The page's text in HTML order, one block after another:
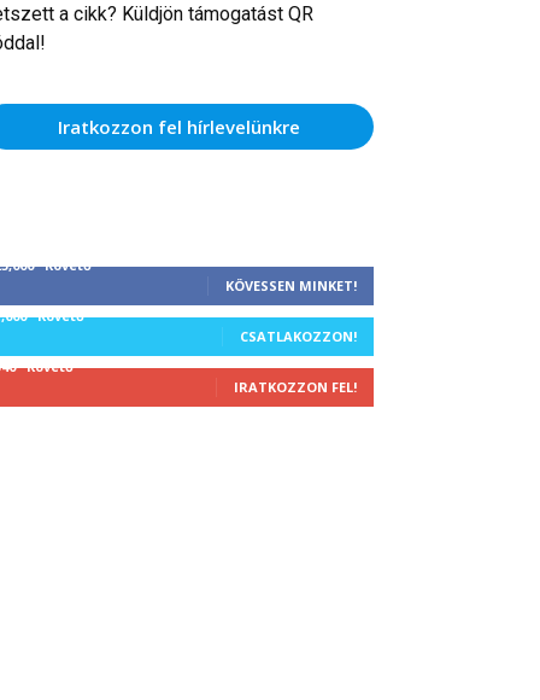
a cikk? Küldjön támogatást QR
Iratkozzon fel hírlevelünkre
Követő
KÖVESSEN MINKET!
Követő
CSATLAKOZZON!
Követő
IRATKOZZON FEL!